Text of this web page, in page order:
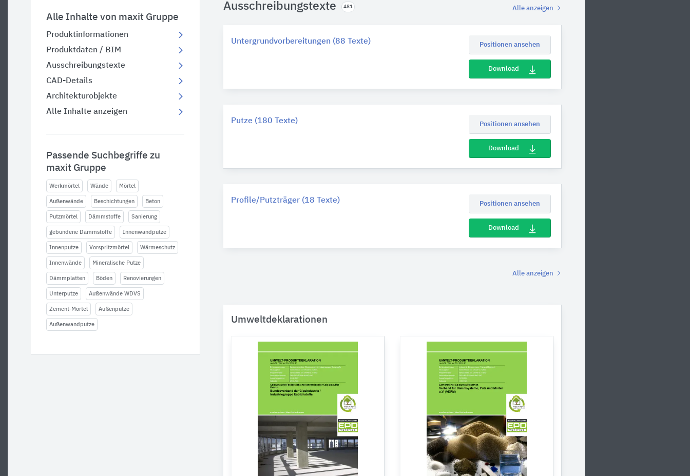
Alle Inhalte von maxit Gruppe
Produktinformationen
Produktdaten / BIM
Ausschreibungstexte
CAD-Details
Architekturobjekte
Alle Inhalte anzeigen
Passende Suchbegriffe zu
maxit Gruppe
Werkmörtel Wände Mörtel
Außenwände Beschichtungen Beton
Putzmörtel Dämmstoffe Sanierung
gebundene Dämmstoffe Innenwandputze
Innenputze Vorspritzmörtel Wärmeschutz
Innenwände Mineralische Putze
Dämmplatten Böden Renovierungen
Unterputze Außenwände WDVS
Zement-Mörtel Außenputze
Außenwandputze
Ausschreibungstexte 481 Alle anzeigen
Untergrundvorbereitungen (88 Texte) Positionen ansehen
Download
Putze (180 Texte) Positionen ansehen
Download
Profile/Putzträger (18 Texte) Positionen ansehen
Download
Alle anzeigen
Umweltdeklarationen